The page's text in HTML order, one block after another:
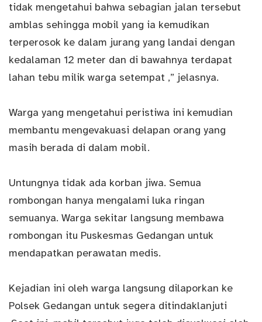
tidak mengetahui bahwa sebagian jalan tersebut
amblas sehingga mobil yang ia kemudikan
terperosok ke dalam jurang yang landai dengan
kedalaman 12 meter dan di bawahnya terdapat
lahan tebu milik warga setempat ,” jelasnya.
Warga yang mengetahui peristiwa ini kemudian
membantu mengevakuasi delapan orang yang
masih berada di dalam mobil.
Untungnya tidak ada korban jiwa. Semua
rombongan hanya mengalami luka ringan
semuanya. Warga sekitar langsung membawa
rombongan itu Puskesmas Gedangan untuk
mendapatkan perawatan medis.
Kejadian ini oleh warga langsung dilaporkan ke
Polsek Gedangan untuk segera ditindaklanjuti